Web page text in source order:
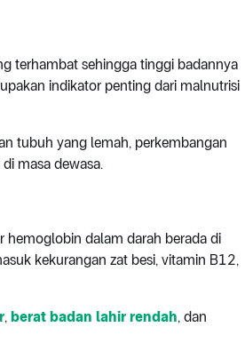
terhambat sehingga tinggi badannya
indikator penting dari malnutrisi
tubuh yang lemah, perkembangan
masa dewasa.
hemoglobin dalam darah berada di
kekurangan zat besi, vitamin B12,
, berat badan lahir rendah, dan